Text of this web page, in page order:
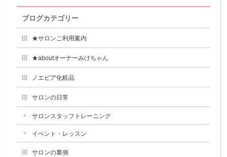
ブログカテゴリー
★サロンご利用案内
★aboutオーナーみけちゃん
ノエビア化粧品
サロンの日常
サロンスタッフトレーニング
イベント・レッスン
サロンの裏側